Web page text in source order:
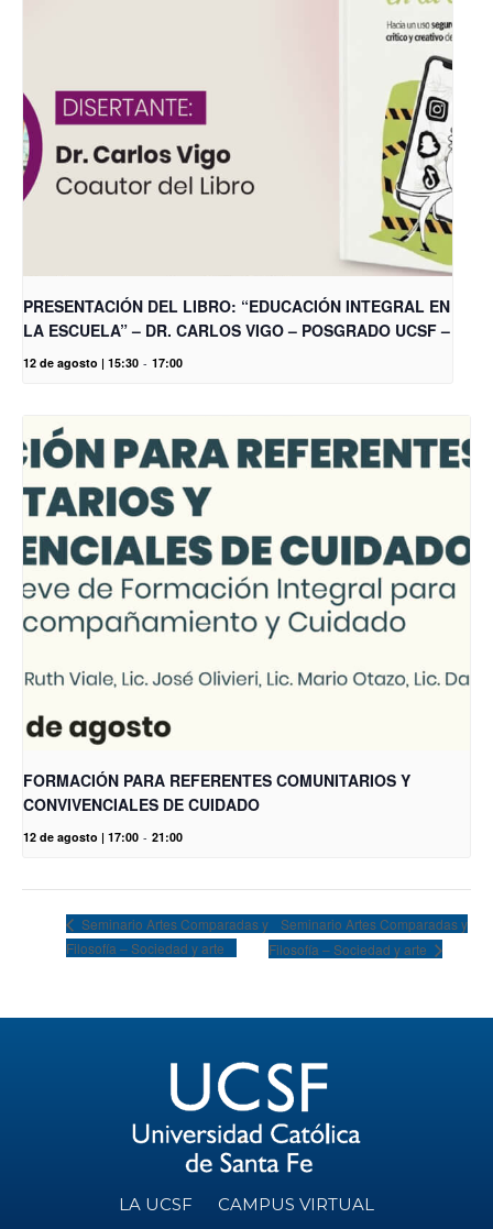
PRESENTACIÓN DEL LIBRO: “EDUCACIÓN INTEGRAL EN
LA ESCUELA” – DR. CARLOS VIGO – POSGRADO UCSF –
12 de agosto | 15:30 - 17:00
FORMACIÓN PARA REFERENTES COMUNITARIOS Y
CONVIVENCIALES DE CUIDADO
12 de agosto | 17:00 - 21:00
Seminario Artes Comparadas y
Filosofía – Sociedad y arte
Seminario Artes Comparadas y
Filosofía – Sociedad y arte
LA UCSF CAMPUS VIRTUAL